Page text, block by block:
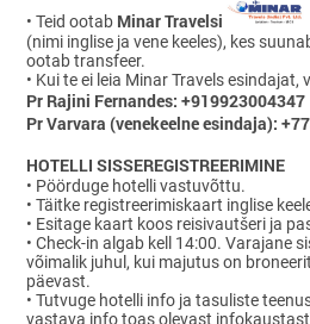
• Teid ootab Minar Travelsi
(nimi inglise ja vene keeles), kes
ootab transfeer.
• Kui te ei leia Minar Travels esindajat,
Pr Rajini Fernandes: +919923004347
Pr Varvara (venekeelne esindaja):
HOTELLI SISSEREGISTREERIMINE
• Pöörduge hotelli vastuvõttu.
• Täitke registreerimiskaart inglise
• Esitage kaart koos reisivautšeri ja
• Check-in algab kell 14:00. Varajane
võimalik juhul, kui majutus on
päevast.
• Tutvuge hotelli info ja tasuliste
vastava info toas olevast